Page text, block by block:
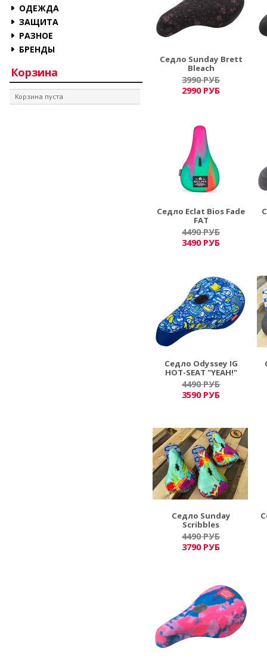
ОДЕЖДА
ЗАЩИТА
РАЗНОЕ
БРЕНДЫ
Корзина
Корзина пуста
Седло Sunday Brett
Bleach
3990 РУБ
2990 РУБ
Седло Eclat Bios Fade
FAT
4490 РУБ
3490 РУБ
Седло Odyssey IG
HOT-SEAT "YEAH!"
4490 РУБ
3590 РУБ
Седло Sunday
Scribbles
4490 РУБ
3790 РУБ